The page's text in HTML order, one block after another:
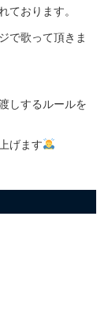
ております。
で歌って頂きま
しするルールを
げます